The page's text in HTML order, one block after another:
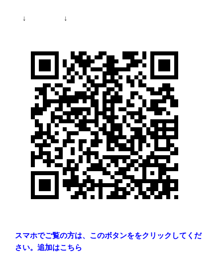
↓ ↓
スマホでご覧の方は、このボタンををクリックしてくだ
さい。追加はこちら